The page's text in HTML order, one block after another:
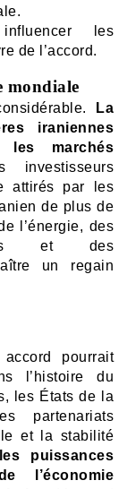
les
de l’accord.
mondiale
La
iraniennes
les marchés
investisseurs
attirés par les
de plus de
l’énergie, des
et des
un regain
pourrait
l’histoire du
les États de la
partenariats
et la stabilité
puissances
l’économie